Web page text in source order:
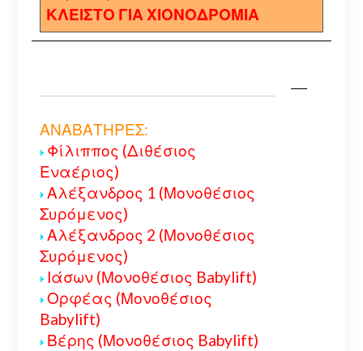
ΚΛΕΙΣΤΟ ΓΙΑ ΧΙΟΝΟΔΡΟΜΙΑ
ΑΝΑΒΑΤΗΡΕΣ:
Φίλιππος (Διθέσιος
Εναέριος)
Αλέξανδρος 1 (Μονοθέσιος
Συρόμενος)
Αλέξανδρος 2 (Μονοθέσιος
Συρόμενος)
Ιάσων (Μονοθέσιος Babylift)
Ορφέας (Μονοθέσιος
Babylift)
Βέρης (Μονοθέσιος Babylift)